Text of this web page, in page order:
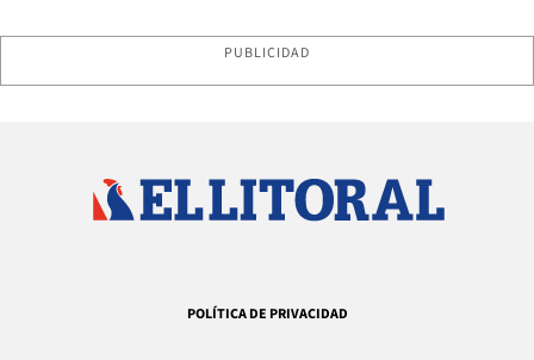
PUBLICIDAD
POLÍTICA DE PRIVACIDAD